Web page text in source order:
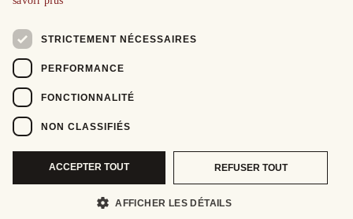
STRICTEMENT NÉCESSAIRES
PERFORMANCE
FONCTIONNALITÉ
NON CLASSIFIÉS
ACCEPTER TOUT REFUSER TOUT
AFFICHER LES DÉTAILS